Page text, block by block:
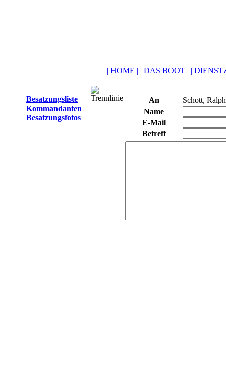
| HOME | | DAS BOOT | |
Besatzungsliste
Kommandanten
Besatzungsfotos
An
Schott, Ralph
Name
E-Mail
Betreff